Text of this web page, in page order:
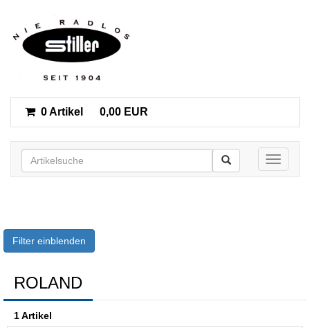
0 Artikel 0,00 EUR
Toggle
Filter einblenden
ROLAND
1 Artikel